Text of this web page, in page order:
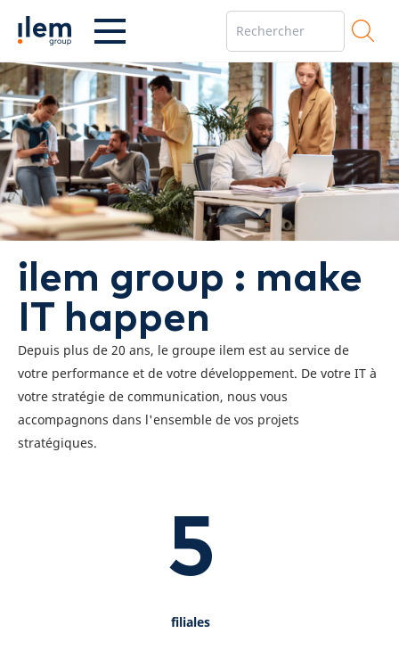
ilem group : make
IT happen
Depuis plus de 20 ans, le groupe ilem est au service de
votre performance et de votre développement. De votre IT à
votre stratégie de communication, nous vous
accompagnons dans l'ensemble de vos projets
stratégiques.
5
filiales